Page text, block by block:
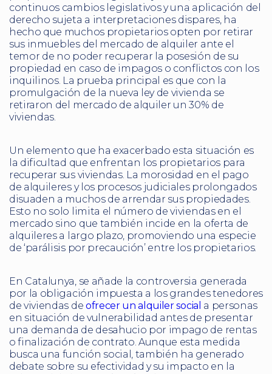
continuos cambios legislativos y una aplicación del
derecho sujeta a interpretaciones dispares, ha
hecho que muchos propietarios opten por retirar
sus inmuebles del mercado de alquiler ante el
temor de no poder recuperar la posesión de su
propiedad en caso de impagos o conflictos con los
inquilinos. La prueba principal es que con la
promulgación de la nueva ley de vivienda se
retiraron del mercado de alquiler un 30% de
viviendas.
Un elemento que ha exacerbado esta situación es
la dificultad que enfrentan los propietarios para
recuperar sus viviendas. La morosidad en el pago
de alquileres y los procesos judiciales prolongados
disuaden a muchos de arrendar sus propiedades.
Esto no solo limita el número de viviendas en el
mercado sino que también incide en la oferta de
alquileres a largo plazo, promoviendo una especie
de ‘parálisis por precaución’ entre los propietarios.
En Catalunya, se añade la controversia generada
por la obligación impuesta a los grandes tenedores
de viviendas de ofrecer un alquiler social a personas
en situación de vulnerabilidad antes de presentar
una demanda de desahucio por impago de rentas
o finalización de contrato. Aunque esta medida
busca una función social, también ha generado
debate sobre su efectividad y su impacto en la